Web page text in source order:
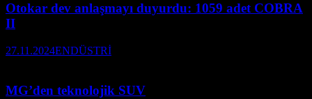
Otokar dev anlaşmayı duyurdu: 1059 adet COBRA
II
27.11.2024ENDÜSTRİ
MG’den teknolojik SUV